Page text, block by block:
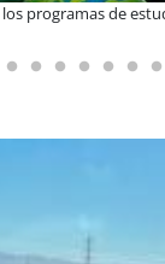
de 10
El Abra